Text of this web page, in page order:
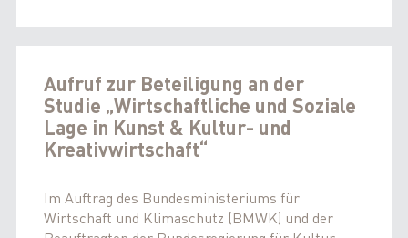
Aufruf zur Beteiligung an der
Studie „Wirtschaftliche und Soziale
Lage in Kunst & Kultur- und
Kreativwirtschaft“
Im Auftrag des Bundesministeriums für
Wirtschaft und Klimaschutz (BMWK) und der